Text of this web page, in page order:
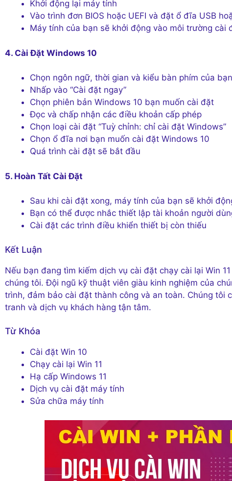
Khởi động lại máy tính
Vào trình đơn BIOS hoặc UEFI và đặt ổ đĩa USB
Máy tính của bạn sẽ khởi động vào môi trường cài
4. Cài Đặt Windows 10
Chọn ngôn ngữ, thời gian và kiểu bàn phím của bạn
Nhấp vào “Cài đặt ngay”
Chọn phiên bản Windows 10 bạn muốn cài đặt
Đọc và chấp nhận các điều khoản cấp phép
Chọn loại cài đặt “Tuỳ chỉnh: chỉ cài đặt Windows”
Chọn ổ đĩa nơi bạn muốn cài đặt Windows 10
Quá trình cài đặt sẽ bắt đầu
5. Hoàn Tất Cài Đặt
Sau khi cài đặt xong, máy tính của bạn sẽ khởi
Bạn có thể được nhắc thiết lập tài khoản người
Cài đặt các trình điều khiển thiết bị còn thiếu
Kết Luận
Nếu bạn đang tìm kiếm dịch vụ cài đặt chạy cài lại Win
chúng tôi. Đội ngũ kỹ thuật viên giàu kinh nghiệm của
trình, đảm bảo cài đặt thành công và an toàn. Chúng tôi
tranh và dịch vụ khách hàng tận tâm.
Từ Khóa
Cài đặt Win 10
Chạy cài lại Win 11
Hạ cấp Windows 11
Dịch vụ cài đặt máy tính
Sửa chữa máy tính